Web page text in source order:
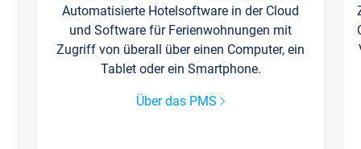
Automatisierte Hotelsoftware in der Cloud
und Software für Ferienwohnungen mit
Zugriff von überall über einen Computer, ein
Tablet oder ein Smartphone.
Über das PMS